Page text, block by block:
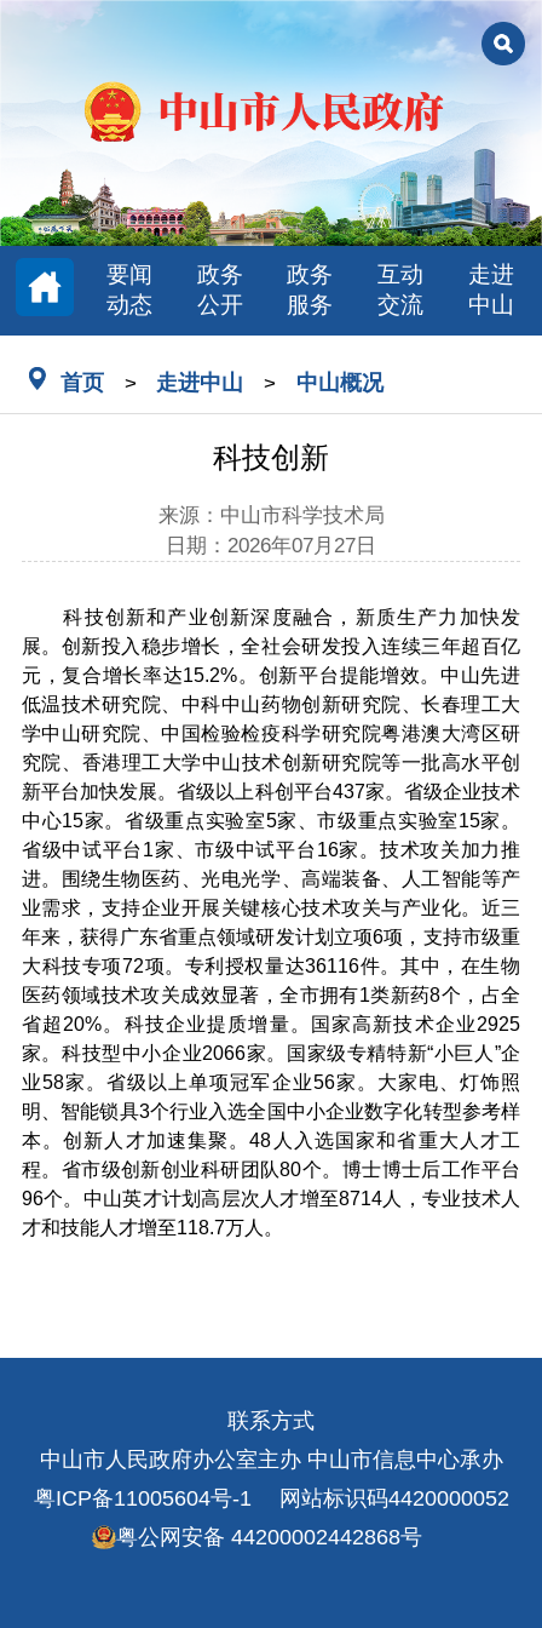
要闻
动态
政务
公开
政务
服务
互动
交流
走进
中山
首页 > 走进中山 > 中山概况
科技创新
来源：中山市科学技术局
日期：2026年07月27日
科技创新和产业创新深度融合，新质生产力加快发
展。创新投入稳步增长，全社会研发投入连续三年超百亿
元，复合增长率达15.2%。创新平台提能增效。中山先进
低温技术研究院、中科中山药物创新研究院、长春理工大
学中山研究院、中国检验检疫科学研究院粤港澳大湾区研
究院‌、香港理工大学中山技术创新研究院等一批高水平创
新平台加快发展。省级以上科创平台437家。省级企业技术
中心15家。省级重点实验室5家、市级重点实验室15家。
省级中试平台1家、市级中试平台16家。技术攻关加力推
进。围绕生物医药、光电光学、高端装备、人工智能等产
业需求，支持企业开展关键核心技术攻关与产业化。近三
年来，获得广东省重点领域研发计划立项6项，支持市级重
大科技专项72项。专利授权量达36116件。其中，在生物
医药领域技术攻关成效显著，全市拥有1类新药8个，占全
省超20%。科技企业提质增量。国家高新技术企业2925
家。科技型中小企业2066家。国家级专精特新“小巨人”企
业58家。省级以上单项冠军企业56家。大家电、灯饰照
明、智能锁具3个行业入选全国中小企业数字化转型参考样
本。创新人才加速集聚。48人入选国家和省重大人才工
程。省市级创新创业科研团队80个。博士博士后工作平台
96个。中山英才计划高层次人才增至8714人，专业技术人
才和技能人才增至118.7万人。
联系方式
中山市人民政府办公室主办 中山市信息中心承办
粤ICP备11005604号-1
网站标识码4420000052
粤公网安备 44200002442868号